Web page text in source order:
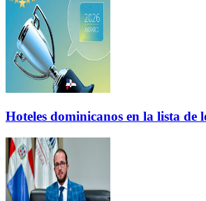
Hoteles dominicanos en la lista